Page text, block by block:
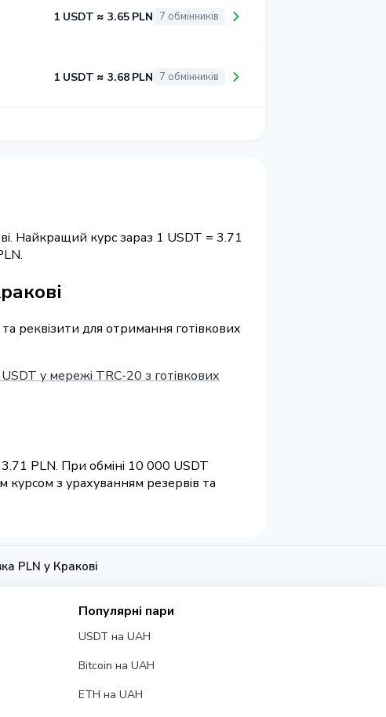
1 USDT ≈ 3.65 PLN 7 обмінників
1 USDT ≈ 3.68 PLN 7 обмінників
Найкращий курс зараз 1 USDT = 3.71
реквізити для отримання готівкових
у мережі TRC-20 з готівкових
PLN. При обміні 10 000 USDT
з урахуванням резервів та
PLN у Кракові
Популярні пари
USDT на UAH
Bitcoin на UAH
ETH на UAH